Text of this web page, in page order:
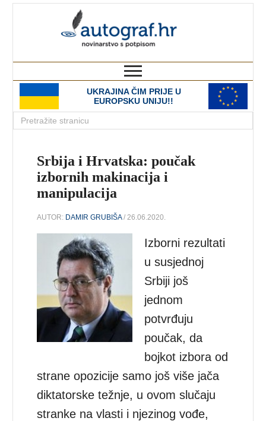
UKRAJINA ČIM PRIJE U
EUROPSKU UNIJU!!
Srbija i Hrvatska: poučak
izbornih makinacija i
manipulacija
AUTOR: DAMIR GRUBIŠA/ 26.06.2020.
Izborni rezultati
u susjednoj
Srbiji još
jednom
potvrđuju
poučak, da
bojkot izbora od
strane opozicije samo još više jača
diktatorske težnje, u ovom slučaju
stranke na vlasti i njezinog vođe,